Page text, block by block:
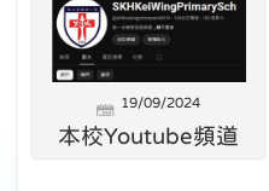
19/09/2024
本校Youtube頻道